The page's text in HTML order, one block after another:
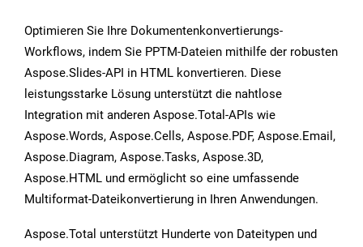
Optimieren Sie Ihre Dokumentenkonvertierungs-
Workflows, indem Sie PPTM-Dateien mithilfe der robusten
Aspose.Slides-API in HTML konvertieren. Diese
leistungsstarke Lösung unterstützt die nahtlose
Integration mit anderen Aspose.Total-APIs wie
Aspose.Words, Aspose.Cells, Aspose.PDF, Aspose.Email,
Aspose.Diagram, Aspose.Tasks, Aspose.3D,
Aspose.HTML und ermöglicht so eine umfassende
Multiformat-Dateikonvertierung in Ihren Anwendungen.
Aspose.Total unterstützt Hunderte von Dateitypen und